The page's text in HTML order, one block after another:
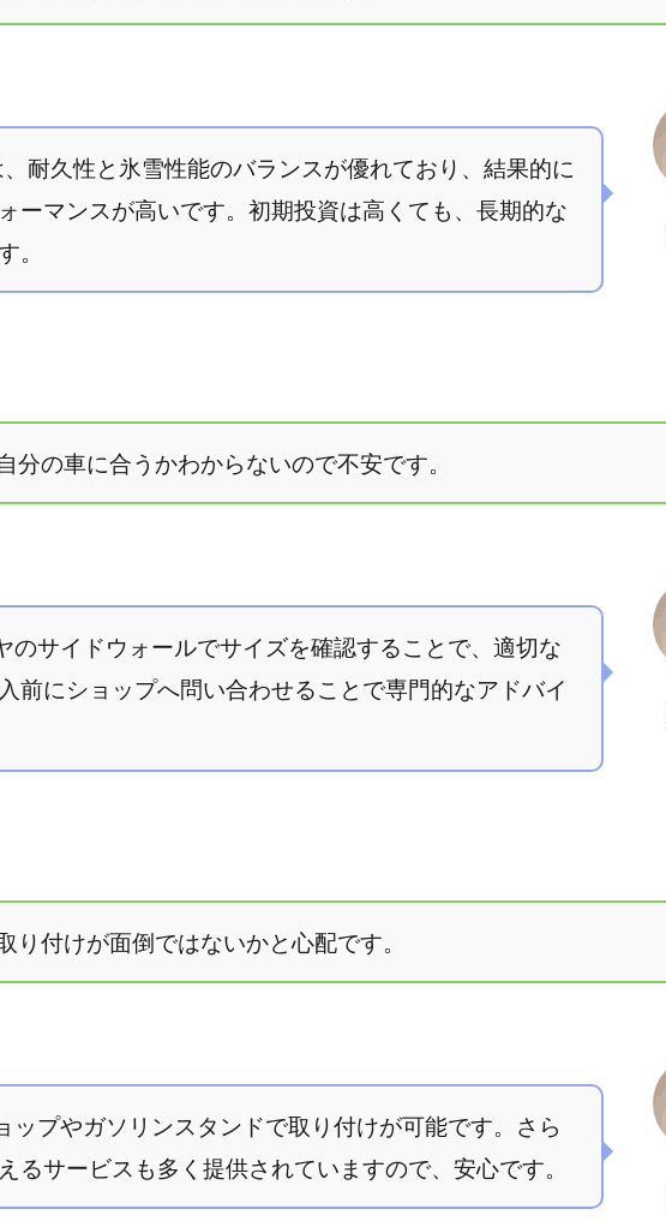
耐久性と氷雪性能のバランスが優れており、結果的に
ーマンスが高いです。初期投資は高くても、長期的な
。
分の車に合うかわからないので不安です。
のサイドウォールでサイズを確認することで、適切な
前にショップへ問い合わせることで専門的なアドバイ
り付けが面倒ではないかと心配です。
ップやガソリンスタンドで取り付けが可能です。さら
るサービスも多く提供されていますので、安心です。